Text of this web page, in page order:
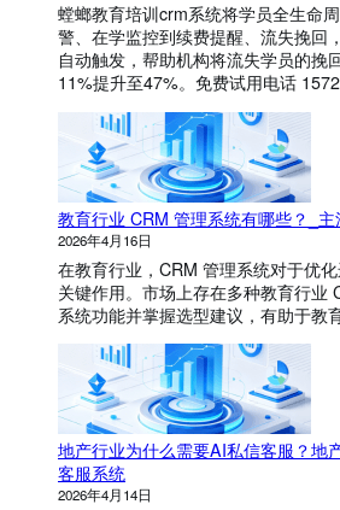
螳螂教育培训crm系统将学员全生命
警、在学监控到续费提醒、流失挽回
自动触发，帮助机构将流失学员的挽
11%提升至47%。免费试用电话
教育行业 CRM 管理系统有哪些？_
2026年4月16日
在教育行业，CRM 管理系统对于优
关键作用。市场上存在多种教育行业
系统功能并掌握选型建议，有助于教
地产行业为什么需要AI私信客服？地
客服系统
2026年4月14日